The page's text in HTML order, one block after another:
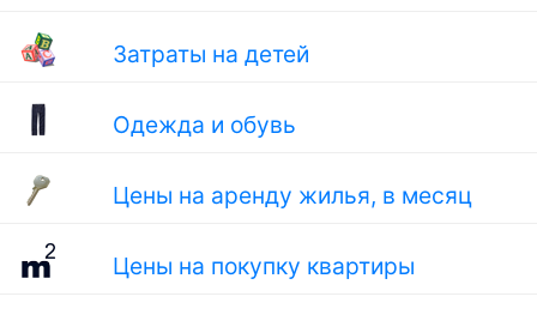
Затраты на детей
Одежда и обувь
Цены на аренду жилья, в месяц
Цены на покупку квартиры